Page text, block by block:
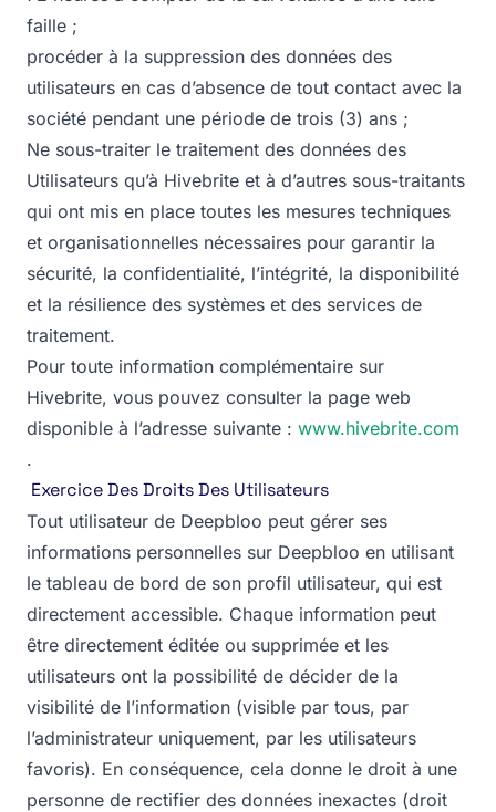
faille ;
procéder à la suppression des données des
utilisateurs en cas d’absence de tout contact avec la
société pendant une période de trois (3) ans ;
Ne sous-traiter le traitement des données des
Utilisateurs qu’à Hivebrite et à d’autres sous-traitants
qui ont mis en place toutes les mesures techniques
et organisationnelles nécessaires pour garantir la
sécurité, la confidentialité, l’intégrité, la disponibilité
et la résilience des systèmes et des services de
traitement.
Pour toute information complémentaire sur
Hivebrite, vous pouvez consulter la page web
disponible à l’adresse suivante : www.hivebrite.com
.
‍ Exercice Des Droits Des Utilisateurs‍
Tout utilisateur de Deepbloo peut gérer ses
informations personnelles sur Deepbloo en utilisant
le tableau de bord de son profil utilisateur, qui est
directement accessible. Chaque information peut
être directement éditée ou supprimée et les
utilisateurs ont la possibilité de décider de la
visibilité de l’information (visible par tous, par
l’administrateur uniquement, par les utilisateurs
favoris). En conséquence, cela donne le droit à une
personne de rectifier des données inexactes (droit